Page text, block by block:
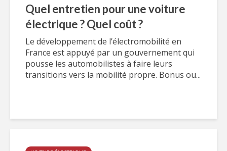
Quel entretien pour une voiture
électrique ? Quel coût ?
Le développement de l’électromobilité en
France est appuyé par un gouvernement qui
pousse les automobilistes à faire leurs
transitions vers la mobilité propre. Bonus ou...